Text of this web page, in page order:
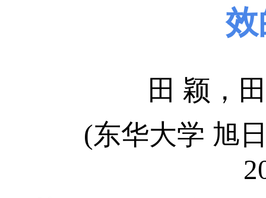
效
田 颖，
(东华大学 旭